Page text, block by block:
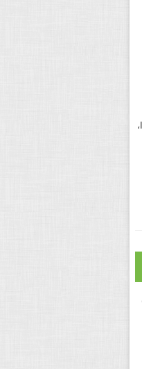
درک نوردهی – همراه با توضیح ISO،